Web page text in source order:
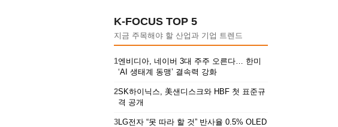
K-FOCUS TOP 5
지금 주목해야 할 산업과 기업 트렌드
1엔비디아, 네이버 3대 주주 오른다… 한미
‘AI 생태계 동맹’ 결속력 강화
2SK하이닉스, 美샌디스크와 HBF 첫 표준규
격 공개
3LG전자 “못 따라 할 것” 반사율 0.5% OLED